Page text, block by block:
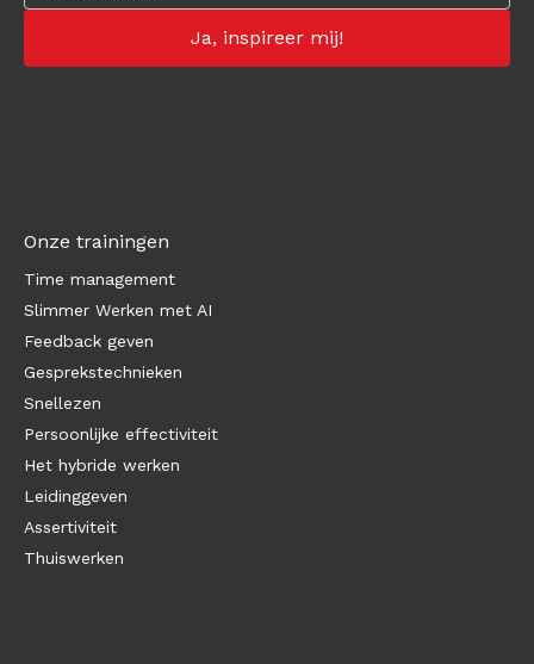
Onze trainingen
Time management
Slimmer Werken met AI
Feedback geven
Gesprekstechnieken
Snellezen
Persoonlijke effectiviteit
Het hybride werken
Leidinggeven
Assertiviteit
Thuiswerken